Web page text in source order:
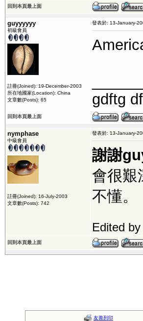
回到本頁最上面
guyyyyyy
初級會員
註冊(Joined): 19-December-2003
所在地國家(Location): China
文章數(Posts): 65
發表於: 13-January-
gdftg
回到本頁最上面
nymphase
中級會員
註冊(Joined): 16-July-2003
文章數(Posts): 742
發表於: 13-January-
謝謝
會很艱
不懂。
Edited
回到本頁最上面
友善列印